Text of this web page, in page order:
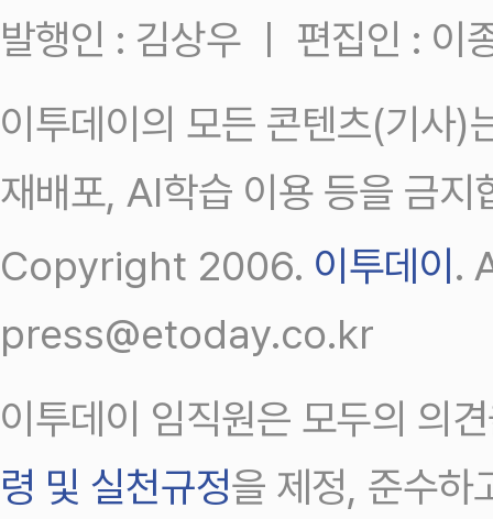
발행인 : 김상우 ㅣ 편집인 : 이
이투데이의 모든 콘텐츠(기사)
재배포, AI학습 이용 등을 금지
Copyright 2006. 이투데이.
press@etoday.co.kr
이투데이 임직원은 모두의 의
령 및 실천규정을 제정, 준수하